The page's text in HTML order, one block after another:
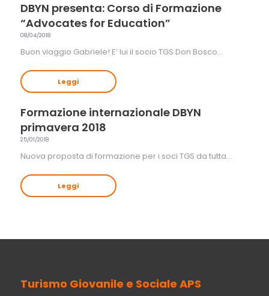
DBYN presenta: Corso di Formazione
“Advocates for Education”
08/04/2018
Buon viaggio Gabriele! E’ lui il socio TGS Don Bosco…
Leggi
Formazione internazionale DBYN
primavera 2018
25/01/2018
Nuova proposta di formazione per i soci TGS da tutta…
Leggi
Turismo Giovanile e Sociale APS